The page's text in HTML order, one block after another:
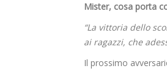
Mister, cosa porta
“La vittoria dello
ai ragazzi, che
Il prossimo